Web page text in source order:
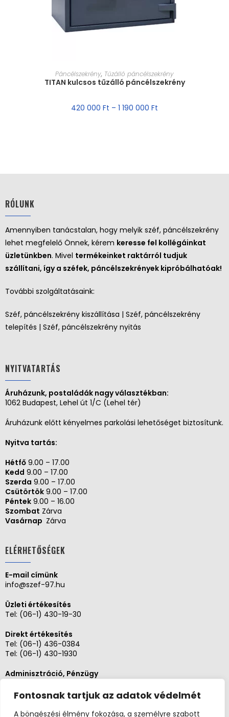
Fontosnak tartjuk az adatok védelmét
A böngészési élmény fokozása, a személyre szabott
MÉRET VÁLASZTÁSA
Páncélszekrény, Tűzálló páncélszekrény
TITAN kulcsos tűzálló páncélszekrény
420 000 Ft – 1 190 000 Ft
RÓLUNK
Amennyiben tanácstalan, hogy melyik széf, páncélszekrény
lehet megfelelő Önnek, kérem keresse fel kollégáinkat
üzletünkben. Mivel termékeinket raktárról tudjuk
szállítani, így a széfek, páncélszekrények kipróbálhatóak!
További szolgáltatásaink:
Széf, páncélszekrény kiszállítása | Széf, páncélszekrény
telepítés | Széf, páncélszekrény nyitás
NYITVATARTÁS
Áruházunk, postaládák nagy választékban:
1062 Budapest, Lehel út 1/C (Lehel tér)
Áruházunk előtt kényelmes parkolási lehetőséget biztosítunk.
Nyitva tartás:
Hétfő 9.00 – 17.00
Kedd 9.00 – 17.00
Szerda 9.00 – 17.00
Csütörtök 9.00 – 17.00
Péntek 9.00 – 16.00
Szombat Zárva
Vasárnap Zárva
ELÉRHETŐSÉGEK
E-mail címünk
info@szef-97.hu
Üzleti értékesítés
Tel: (06-1) 430-19-30
Direkt értékesítés
Tel: (06-1) 436-0384
Tel: (06-1) 430-1930
Adminisztráció, Pénzügy
Szerviz és karbantartás
Tel: (06-20)3268654